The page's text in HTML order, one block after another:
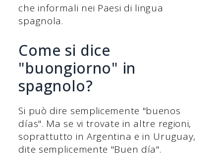
che informali nei Paesi di lingua
spagnola.
Come si dice
"buongiorno" in
spagnolo?
Si può dire semplicemente "buenos
días". Ma se vi trovate in altre regioni,
soprattutto in Argentina e in Uruguay,
dite semplicemente "Buen día".